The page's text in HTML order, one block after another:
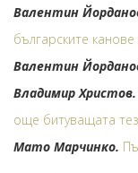
Валентин
българските
Валентин
Владимир Христов.
още битуващата
Мато Марчинко.